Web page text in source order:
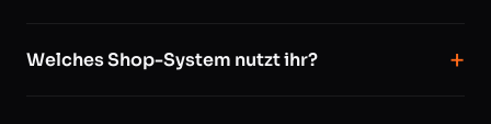
Welches Shop-System nutzt ihr?